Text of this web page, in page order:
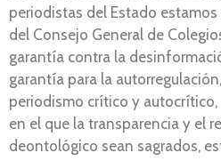
periodistas del Estado
del Consejo General de
garantía contra la
garantía para la
periodismo crítico y
en el que la transparencia y el
deontológico sean sagrados,